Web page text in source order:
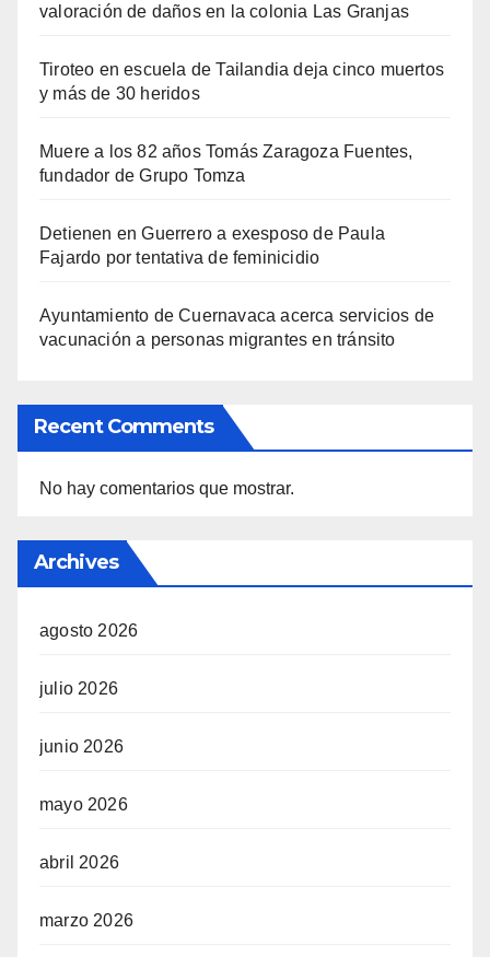
valoración de daños en la colonia Las Granjas
Tiroteo en escuela de Tailandia deja cinco muertos
y más de 30 heridos
Muere a los 82 años Tomás Zaragoza Fuentes,
fundador de Grupo Tomza
Detienen en Guerrero a exesposo de Paula
Fajardo por tentativa de feminicidio
Ayuntamiento de Cuernavaca acerca servicios de
vacunación a personas migrantes en tránsito
Recent Comments
No hay comentarios que mostrar.
Archives
agosto 2026
julio 2026
junio 2026
mayo 2026
abril 2026
marzo 2026